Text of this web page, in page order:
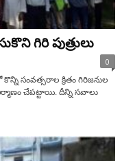
గిరి పుత్రులు
0
సంవత్సరాల క్రితం గిరిజనుల
చేపట్టాయి. దీన్ని సవాలు